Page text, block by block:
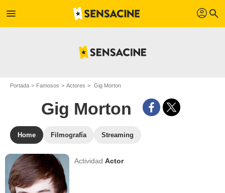
menu profil search
Portada Famosos Actores Gig Morton
Gig Morton
Home Filmografía Streaming
ActividadActor